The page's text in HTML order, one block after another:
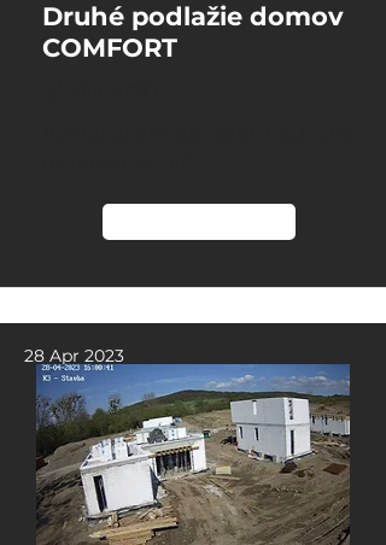
Druhé podlažie domov
COMFORT
28 Apr 2023